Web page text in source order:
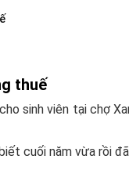
thuế
sinh viên tại chợ
cuối năm vừa rồi